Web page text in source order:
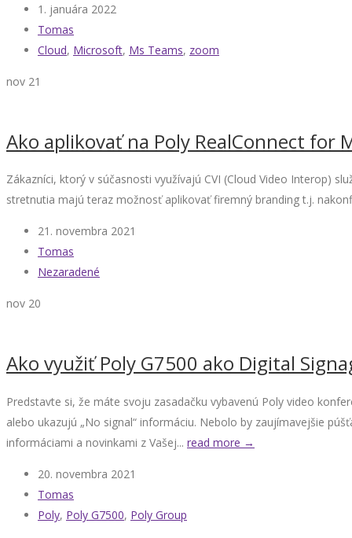
1. januára 2022
Tomas
Cloud, Microsoft, Ms Teams, zoom
nov 21
Ako aplikovať na Poly RealConnect for
Zákazníci, ktorý v súčasnosti využívajú CVI (Cloud Video Interop)
stretnutia majú teraz možnosť aplikovať firemný branding t.j.
21. novembra 2021
Tomas
Nezaradené
nov 20
Ako využiť Poly G7500 ako Digital
Predstavte si, že máte svoju zasadačku vybavenú Poly video
alebo ukazujú „No signal“ informáciu. Nebolo by zaujímavejšie
informáciami a novinkami z Vašej... read more →
20. novembra 2021
Tomas
Poly, Poly G7500, Poly Group